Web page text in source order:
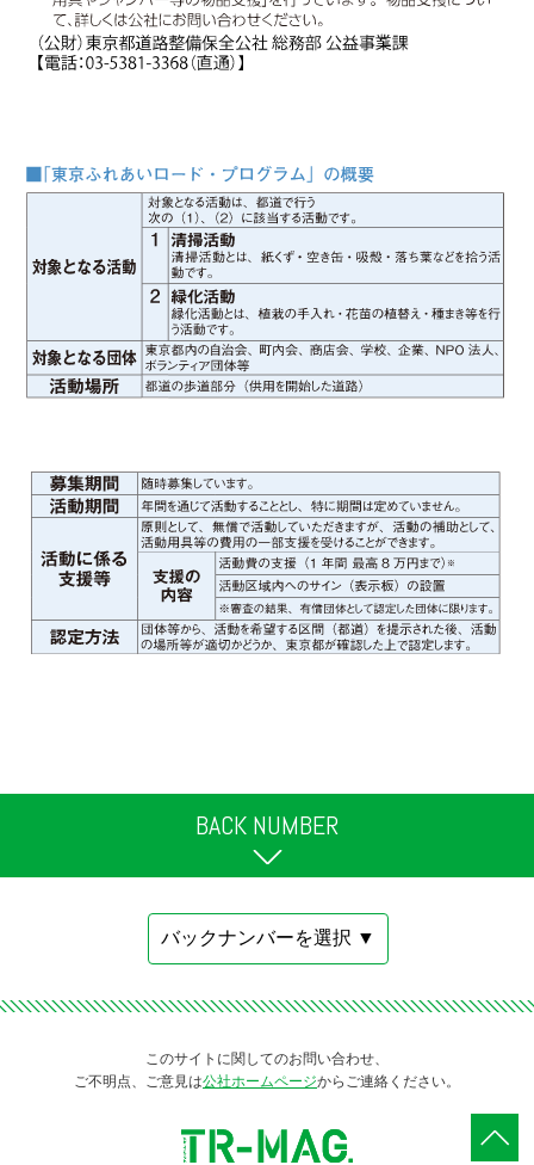
BACK NUMBER
このサイトに関してのお問い合わせ、
ご不明点、ご意見は公社ホームページからご連絡ください。